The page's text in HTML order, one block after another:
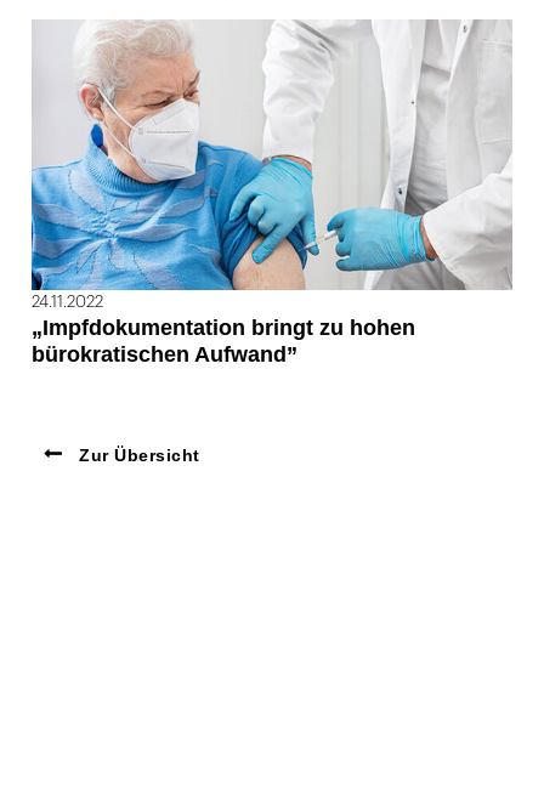
24.11.2022
„Impfdokumentation bringt zu hohen
bürokratischen Aufwand”
Zur Übersicht